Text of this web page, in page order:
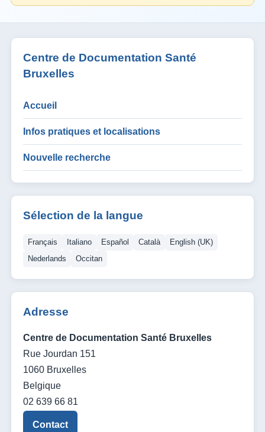
Centre de Documentation Santé
Bruxelles
Accueil
Infos pratiques et localisations
Nouvelle recherche
Sélection de la langue
Français Italiano Español Català
English (UK)
Nederlands
Occitan
Adresse
Centre de Documentation Santé Bruxelles
Rue Jourdan 151
1060 Bruxelles
Belgique
02 639 66 81
Contact